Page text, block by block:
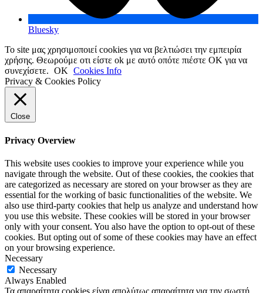
Bluesky
Το site μας χρησιμοποιεί cookies για να βελτιώσει την εμπειρία
χρήσης. Θεωρούμε οτι είστε ok με αυτό οπότε πιέστε ΟΚ για να
συνεχίσετε. OK Cookies Info
Privacy & Cookies Policy
Close
Privacy Overview
This website uses cookies to improve your experience while you
navigate through the website. Out of these cookies, the cookies that
are categorized as necessary are stored on your browser as they are
essential for the working of basic functionalities of the website. We
also use third-party cookies that help us analyze and understand how
you use this website. These cookies will be stored in your browser
only with your consent. You also have the option to opt-out of these
cookies. But opting out of some of these cookies may have an effect
on your browsing experience.
Necessary
Necessary
Always Enabled
Τα απαραίτητα cookies είναι απολύτως απαραίτητα για την σωστή